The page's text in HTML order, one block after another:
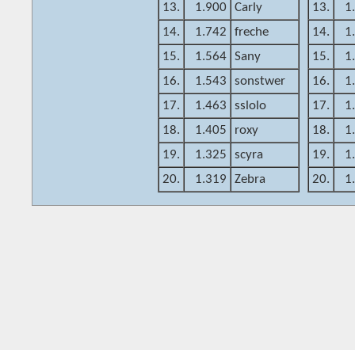
13.
1.900
Carly
14.
1.742
freche
15.
1.564
Sany
16.
1.543
sonstwer
17.
1.463
sslolo
18.
1.405
roxy
19.
1.325
scyra
20.
1.319 Zebra
13.
14.
15.
16.
17.
18.
19.
20.